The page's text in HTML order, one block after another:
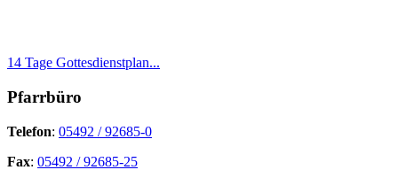
14 Tage Gottesdienstplan...
Pfarrbüro
Telefon: 05492 / 92685-0
Fax: 05492 / 92685-25